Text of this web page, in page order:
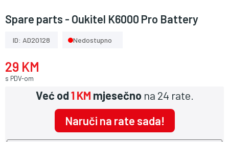
Spare parts - Oukitel K6000 Pro Battery
ID: AD20128 Nedostupno
29 KM
s PDV-om
Već od1 KM mjesečno na 24 rate.
Naruči na rate sada!